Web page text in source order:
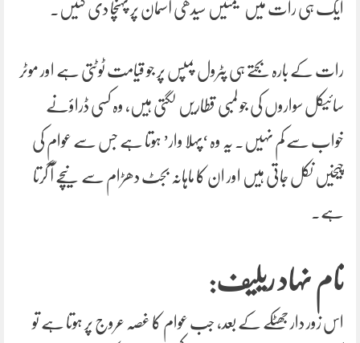
ایک ہی رات میں قیمتیں سیدھی آسمان پر پہنچا دی گئیں۔
رات کے بارہ بجتے ہی پٹرول پمپس پر جو قیامت ٹوٹتی ہے اور موٹر
سائیکل سواروں کی جو لمبی قطاریں لگتی ہیں، وہ کسی ڈراؤنے
خواب سے کم نہیں۔ یہ وہ ‘پہلا وار’ ہوتا ہے جس سے عوام کی
چیخیں نکل جاتی ہیں اور ان کا ماہانہ بجٹ دھڑام سے نیچے آ گرتا
ہے۔
نام نہاد ریلیف:
اس زور دار جھٹکے کے بعد، جب عوام کا غصہ عروج پر ہوتا ہے تو